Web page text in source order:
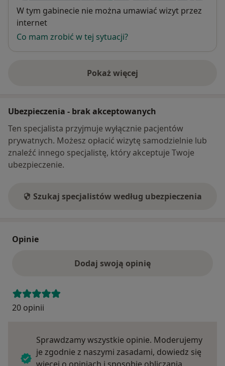
Dostępność
W tym gabinecie nie można umawiać wizyt przez
internet
Co mam zrobić w tej sytuacji?
Pokaż więcej
o adresie
Ubezpieczenia - brak akceptowanych
Ten specjalista przyjmuje wyłącznie pacjentów
prywatnych. Możesz opłacić wizytę samodzielnie lub
znaleźć innego specjalistę, który akceptuje Twoje
ubezpieczenie.
Szukaj specjalistów według ubezpieczenia
Opinie
Dodaj swoją opinię
20 opinii
Sprawdzamy wszystkie opinie. Moderujemy
je zgodnie z naszymi zasadami, dowiedz się